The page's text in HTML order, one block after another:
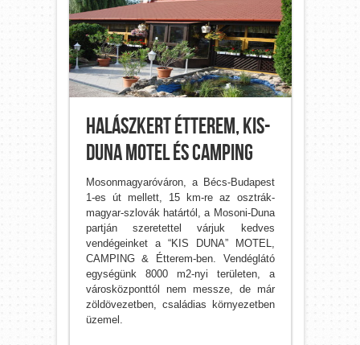
Halászkert Étterem, Kis-
Duna Motel és Camping
Mosonmagyaróváron, a Bécs-Budapest
1-es út mellett, 15 km-re az osztrák-
magyar-szlovák határtól, a Mosoni-Duna
partján szeretettel várjuk kedves
vendégeinket a “KIS DUNA” MOTEL,
CAMPING & Étterem-ben. Vendéglátó
egységünk 8000 m2-nyi területen, a
városközponttól nem messze, de már
zöldövezetben, családias környezetben
üzemel.